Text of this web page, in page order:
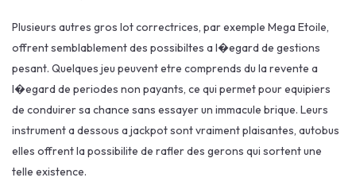
Plusieurs autres gros lot correctrices, par exemple Mega Etoile,
offrent semblablement des possibiltes a l�egard de gestions
pesant. Quelques jeu peuvent etre comprends du la revente a
l�egard de periodes non payants, ce qui permet pour equipiers
de conduirer sa chance sans essayer un immacule brique. Leurs
instrument a dessous a jackpot sont vraiment plaisantes, autobus
elles offrent la possibilite de rafler des gerons qui sortent une
telle existence.